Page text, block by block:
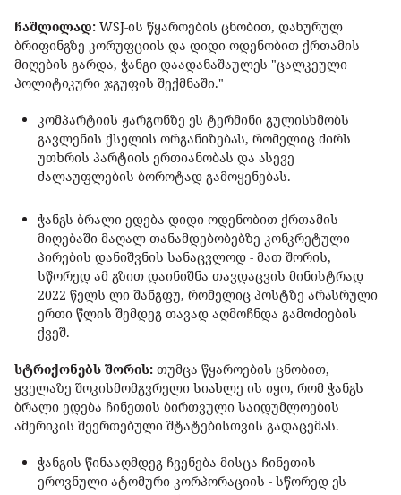
ჩაშლილად: WSJ-ის წყაროების ცნობით, დახურულ
ბრიფინგზე კორუფციის და დიდი ოდენობით ქრთამის
მიღების გარდა, ჭანგი დაადანაშაულეს "ცალკეული
პოლიტიკური ჯგუფის შექმნაში."
კომპარტიის ჟარგონზე ეს ტერმინი გულისხმობს
გავლენის ქსელის ორგანიზებას, რომელიც ძირს
უთხრის პარტიის ერთიანობას და ასევე
ძალაუფლების ბოროტად გამოყენებას.
ჭანგს ბრალი ედება დიდი ოდენობით ქრთამის
მიღებაში მაღალ თანამდებობებზე კონკრეტული
პირების დანიშვნის სანაცვლოდ - მათ შორის,
სწორედ ამ გზით დაინიშნა თავდაცვის მინისტრად
2022 წელს ლი შანგფუ, რომელიც პოსტზე არასრული
ერთი წლის შემდეგ თავად აღმოჩნდა გამოძიების
ქვეშ.
სტრიქონებს შორის: თუმცა წყაროების ცნობით,
ყველაზე შოკისმომგვრელი სიახლე ის იყო, რომ ჭანგს
ბრალი ედება ჩინეთის ბირთვული საიდუმლოების
ამერიკის შეერთებული შტატებისთვის გადაცემას.
ჭანგის წინააღმდეგ ჩვენება მისცა ჩინეთის
ეროვნული ატომური კორპორაციის - სწორედ ეს